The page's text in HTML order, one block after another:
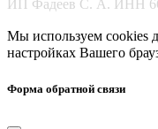
ИП Фадеев С. А. ИНН
Мы используем cookies
настройках Вашего
Форма обратной связи